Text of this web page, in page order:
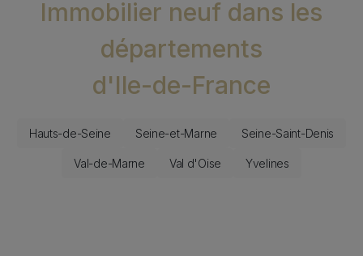
Immobilier neuf dans les
départements
d'Ile-de-France
Hauts-de-Seine Seine-et-Marne Seine-Saint-Denis
Val-de-Marne Val d'Oise Yvelines